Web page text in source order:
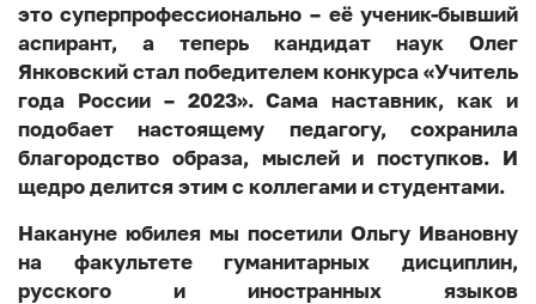
это суперпрофессионально – её ученик-бывший
аспирант, а теперь кандидат наук Олег
Янковский стал победителем конкурса «Учитель
года России – 2023». Сама наставник, как и
подобает настоящему педагогу, сохранила
благородство образа, мыслей и поступков. И
щедро делится этим с коллегами и студентами.
Накануне юбилея мы посетили Ольгу Ивановну
на факультете гуманитарных дисциплин,
русского и иностранных языков